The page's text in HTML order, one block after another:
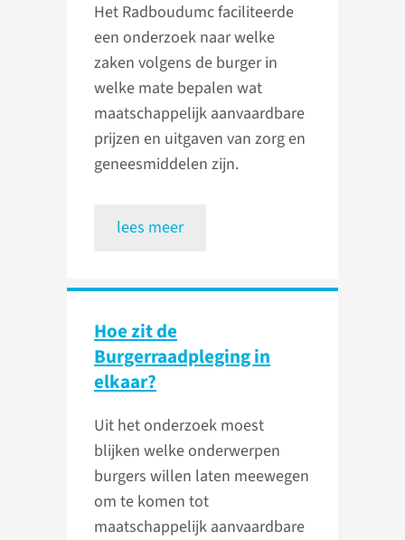
Het Radboudumc faciliteerde
een onderzoek naar welke
zaken volgens de burger in
welke mate bepalen wat
maatschappelijk aanvaardbare
prijzen en uitgaven van zorg en
geneesmiddelen zijn.
lees meer
Hoe zit de
Burgerraadpleging in
elkaar?
Uit het onderzoek moest
blijken welke onderwerpen
burgers willen laten meewegen
om te komen tot
maatschappelijk aanvaardbare